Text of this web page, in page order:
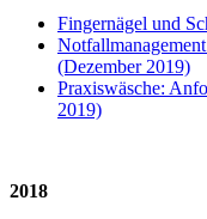
Fingernägel und
(Dezember 2019)
Praxiswäsche:
2019)
2018